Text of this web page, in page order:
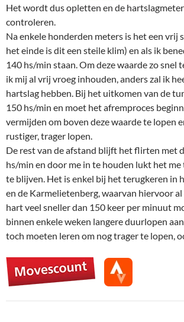
Het wordt dus opletten en de
controleren.
Na enkele honderden meters is het een vrij
het einde is dit een steile klim) en als ik
140 hs/min staan. Om deze waarde zo snel
ik mij al vrij vroeg inhouden, anders zal ik
hartslag hebben. Bij het uitkomen van de
150 hs/min en moet het afremproces
vermijden om boven deze waarde te lopen
rustiger, trager lopen.
De rest van de afstand blijft het flirten met
hs/min en door me in te houden lukt het
te blijven. Het is enkel bij het terugkeren in
en de Karmelietenberg, waarvan hiervoor
hart veel sneller dan 150 keer per minuut
binnen enkele weken langere duurlopen
toch moeten leren om nog trager te lopen,